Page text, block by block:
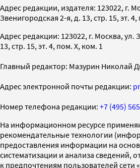
Адрес редакции, издателя: 123022, г.
Звенигородская 2-я, д. 13, стр. 15, эт. 4,
Адрес редакции: 123022, г. Москва, ул.
13, стр. 15, эт. 4, пом. X, ком. 1
Главный редактор: Мазурин Николай
Адрес электронной почты редакции:
Номер телефона редакции: +7 (495)
На информационном ресурсе
рекомендательные технологии
предоставления информации на
систематизации и анализа сведений,
к предпочтениям пользователей сети